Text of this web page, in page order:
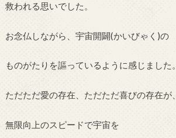
救われる思いでした。
お念仏しながら、宇宙開闢(かいびゃく)の
ものがたりを謳っているように感じました。
ただただ愛の存在、ただただ喜びの存在が、
無限向上のスピードで宇宙を